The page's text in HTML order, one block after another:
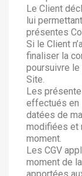
Le Client
lui
présentes
Si le Client
finaliser la
poursuivre le
Site.
Les
effectués en
datées de
modifiées et
moment.
Les CGV
moment de